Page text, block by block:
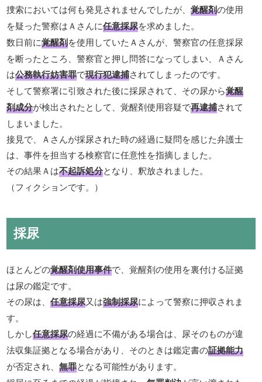
捜索においては何も発見されませんでしたが、覚醒剤の使用
を疑った警察はＡさんに任意採尿を求めました。
数日前に覚醒剤を使用していたＡさんが、警察官の任意採尿
を断ったところ、警察官と押し問答になってしまい、Ａさん
は公務執行妨害罪で現行犯逮捕されてしまったのです。
そして警察署に引致された後に採尿されて、その尿から覚醒
剤成分が検出されたとして、覚醒剤使用容疑で再逮捕されて
しまいました。
接見で、Ａさんが採尿された時の経過に疑問を感じた弁護士
は、事件を担当する検察官に任意性を指摘しました。
その結果Ａは不起訴処分となり、釈放されました。
（フィクションです。）
採尿
ほとんどの覚醒剤使用事件で、覚醒剤の使用を裏付ける証拠
は尿の鑑定です。
その尿は、任意採尿又は強制採尿によって警察に押収されま
す。
しかし任意採尿の経過に不備がある場合は、尿そのものが違
法収集証拠となる場合があり、そのときは鑑定書の証拠能力
が否定され、無罪となる可能性があります。